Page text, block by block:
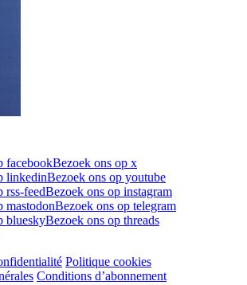
facebookBezoek ons op x
linkedinBezoek ons op youtube
rss-feedBezoek ons op instagram
mastodonBezoek ons op telegram
blueskyBezoek ons op threads
Politique cookies
Conditions d’abonnement